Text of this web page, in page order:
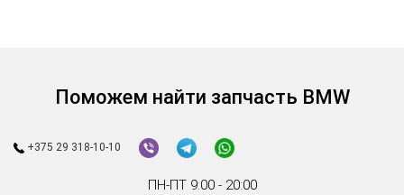
Поможем найти запчасть BMW
+375 29 318-10-10
ПН-ПТ 9:00 - 20:00